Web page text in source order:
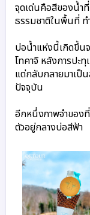
จุดเด่นคือสีของน้ำที่
ธรรมชาติในพื้นที่ ท
บ่อน้ำแห่งนี้เกิดขึ้น
โทคาจิ หลังการปะ
แต่กลับกลายมาเป็
ปัจจุบัน
อีกหนึ่งภาพจำของ
ตัวอยู่กลางบ่อสีฟ้า